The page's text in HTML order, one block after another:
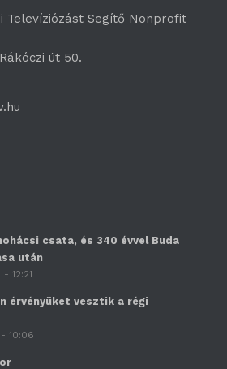
Televíziózást Segítő Nonprofit
út 50.
csata, és 340 évvel Buda
után
12:21
érvényüket vesztik a régi
10:06